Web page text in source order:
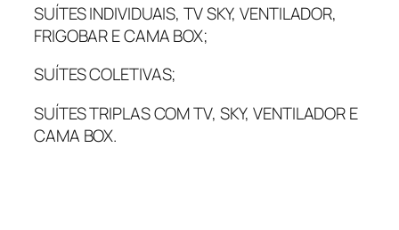
SUÍTES INDIVIDUAIS, TV SKY, VENTILADOR,
FRIGOBAR E CAMA BOX;
SUÍTES COLETIVAS;
SUÍTES TRIPLAS COM TV, SKY, VENTILADOR E
CAMA BOX.